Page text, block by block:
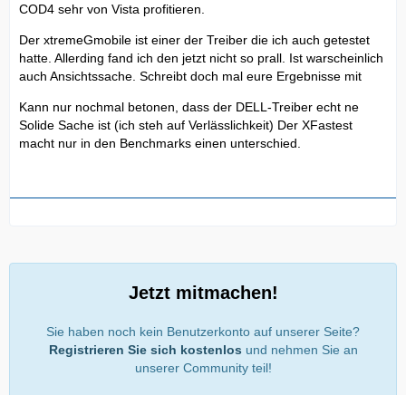
COD4 sehr von Vista profitieren.
Der xtremeGmobile ist einer der Treiber die ich auch getestet
hatte. Allerding fand ich den jetzt nicht so prall. Ist warscheinlich
auch Ansichtssache. Schreibt doch mal eure Ergebnisse mit
Kann nur nochmal betonen, dass der DELL-Treiber echt ne
Solide Sache ist (ich steh auf Verlässlichkeit) Der XFastest
macht nur in den Benchmarks einen unterschied.
Jetzt mitmachen!
Sie haben noch kein Benutzerkonto auf unserer Seite?
Registrieren Sie sich kostenlos und nehmen Sie an
unserer Community teil!